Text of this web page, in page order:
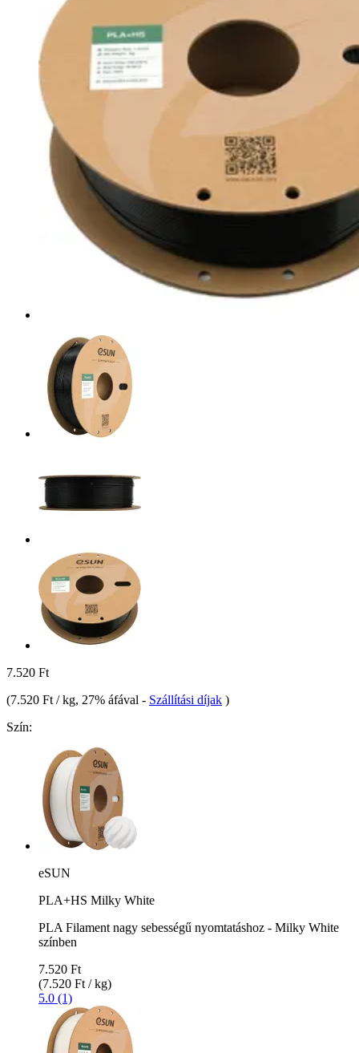
7.520 Ft
(7.520 Ft / kg, 27% áfával - Szállítási díjak )
Szín:
eSUN
PLA+HS Milky White
PLA Filament nagy sebességű nyomtatáshoz - Milky White
színben
7.520 Ft
(7.520 Ft / kg)
5.0 (1)